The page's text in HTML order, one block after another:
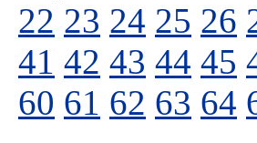
22 23 24 25 26
41 42 43 44 45
60 61 62 63 64